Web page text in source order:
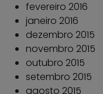
fevereiro 2016
janeiro 2016
dezembro 2015
novembro 2015
outubro 2015
setembro 2015
agosto 2015